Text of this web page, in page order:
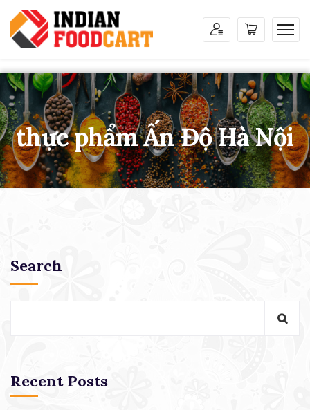
thực phẩm Ấn Độ Hà Nội
Search
Recent Posts